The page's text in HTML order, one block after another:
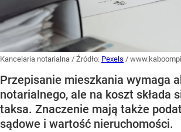
Kancelaria notarialna / Źródło: Pexels /
Przepisanie mieszkania wymaga
notarialnego, ale na koszt składa
taksa. Znaczenie mają także
sądowe i wartość nieruchomości.